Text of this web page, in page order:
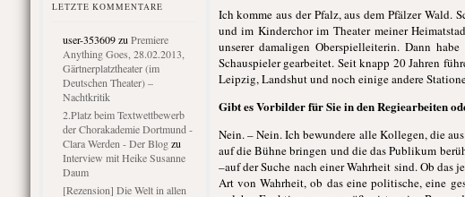
LETZTE KOMMENTARE
user-353609zu Premiere
Anything Goes, 28.02.2013,
Gärtnerplatztheater (im
Deutschen Theater) –
Nachtkritik
2.Platz beim Textwettbewerb
der Chorakademie Dortmund -
Clara Werden - Der Blogzu
Interview mit Heike Susanne
Daum
[Rezension] Die Welt in allen
Ich komme aus der Pfalz, aus dem Pfälzer Wald.
und im Kinderchor im Theater meiner
unserer damaligen Oberspielleiterin. Dann
Schauspieler gearbeitet. Seit knapp 20 Jahren
Leipzig, Landshut und noch einige andere
Gibt es Vorbilder für Sie in den Regiearbeiten
Nein. – Nein. Ich bewundere alle Kollegen, die
auf die Bühne bringen und die das Publikum
–auf der Suche nach einer Wahrheit sind. Ob das
Art von Wahrheit, ob das eine politische, eine